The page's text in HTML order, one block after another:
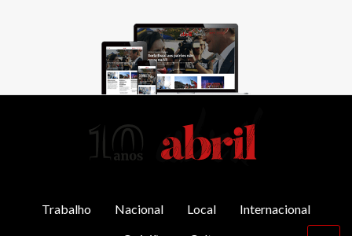
Trabalho Nacional Local
Internacional